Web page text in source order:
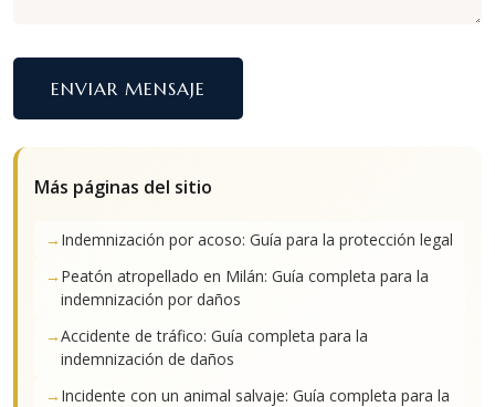
ENVIAR MENSAJE
Más páginas del sitio
Indemnización por acoso: Guía para la protección legal
Peatón atropellado en Milán: Guía completa para la
indemnización por daños
Accidente de tráfico: Guía completa para la
indemnización de daños
Incidente con un animal salvaje: Guía completa para la